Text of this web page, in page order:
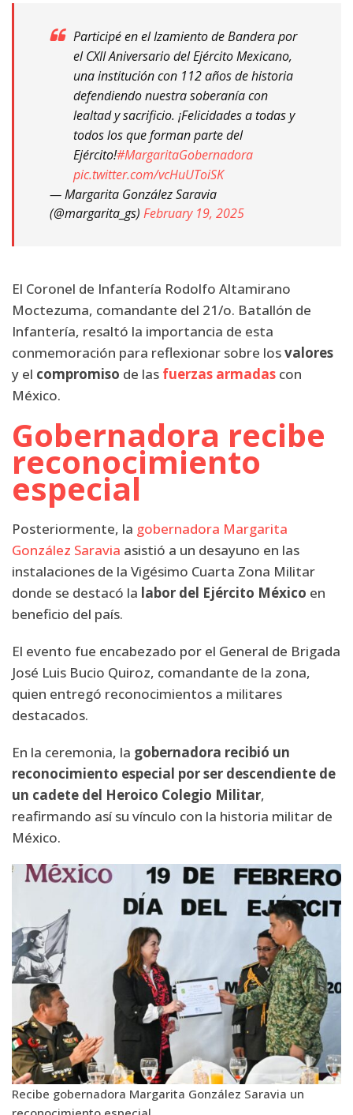
Participé en el Izamiento de Bandera por
el CXII Aniversario del Ejército Mexicano,
una institución con 112 años de historia
defendiendo nuestra soberanía con
lealtad y sacrificio. ¡Felicidades a todas y
todos los que forman parte del
Ejército!#MargaritaGobernadora
pic.twitter.com/vcHuUToiSK
— Margarita González Saravia
(@margarita_gs) February 19, 2025
El Coronel de Infantería Rodolfo Altamirano
Moctezuma, comandante del 21/o. Batallón de
Infantería, resaltó la importancia de esta
conmemoración para reflexionar sobre losvalores
y el compromiso de las fuerzas armadas con
México.
Gobernadora recibe
reconocimiento
especial
Posteriormente, la gobernadora Margarita
González Saravia asistió a un desayuno en las
instalaciones de la Vigésimo Cuarta Zona Militar
donde se destacó la labor del Ejército México en
beneficio del país.
El evento fue encabezado por el General de Brigada
José Luis Bucio Quiroz, comandante de la zona,
quien entregó reconocimientos a militares
destacados.
En la ceremonia, la gobernadora recibió un
reconocimiento especial por ser descendiente de
un cadete del Heroico Colegio Militar,
reafirmando así su vínculo con la historia militar de
México.
Recibe gobernadora Margarita González Saravia un